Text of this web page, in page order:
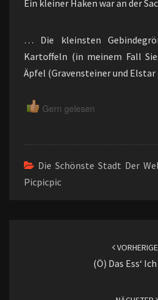
Ein kleiner Haken war an der
… Die kleinsten
Kartoffeln (in meinem Fall
Äpfel (Gravensteiner und
Gern gelesen
Die Schönste Stadt Der
Picpicpic
(ö) Das Ess‘